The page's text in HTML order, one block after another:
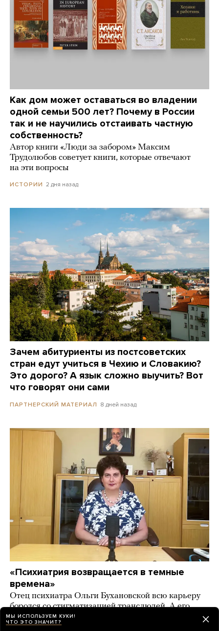
Как дом может оставаться во владении
одной семьи 500 лет? Почему в России
так и не научились отстаивать частную
собственность?
Автор книги «Люди за забором» Максим
Трудолюбов советует книги, которые отвечают
на эти вопросы
ИСТОРИИ 2 дня назад
Зачем абитуриенты из постсоветских
стран едут учиться в Чехию и Словакию?
Это дорого? А язык сложно выучить? Вот
что говорят они сами
ПАРТНЕРСКИЙ МАТЕРИАЛ 8 дней назад
«Психиатрия возвращается в темные
времена»
Отец психиатра Ольги Бухановской всю карьеру
боролся со стигматизацией транслюдей. А его
дочь призывает бороться с «эпидемией
трансгендерности» в России
МЫ ИСПОЛЬЗУЕМ КУКИ!
ЧТО ЭТО ЗНАЧИТ?